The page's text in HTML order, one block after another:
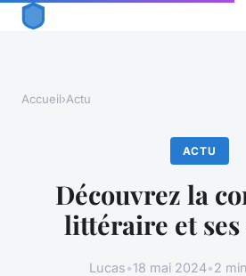
Accueil›Actu
ACTU
Découvrez la
littéraire et
Lucas•18 mai 2024•2